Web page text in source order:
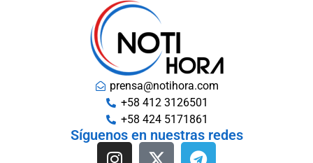
prensa@notihora.com
+58 412 3126501
+58 424 5171861
Síguenos en nuestras redes